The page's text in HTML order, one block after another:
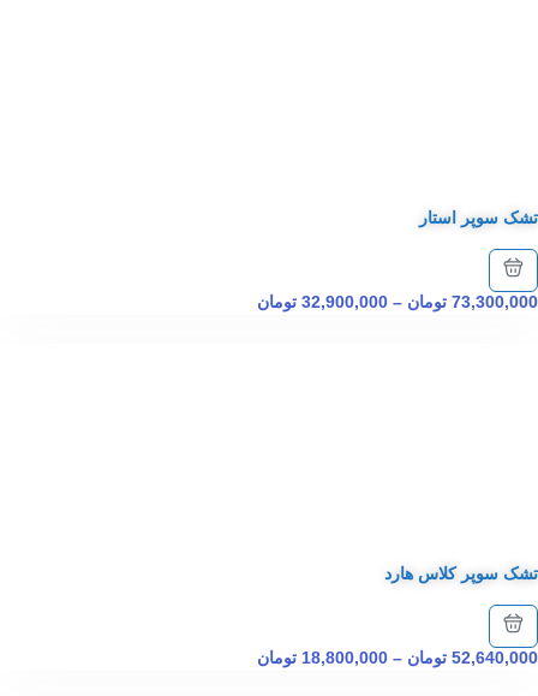
تشک سوپر استار
73,300,000 تومان –
32,900,000 تومان
تشک سوپر کلاس هارد
52,640,000 تومان –
18,800,000 تومان